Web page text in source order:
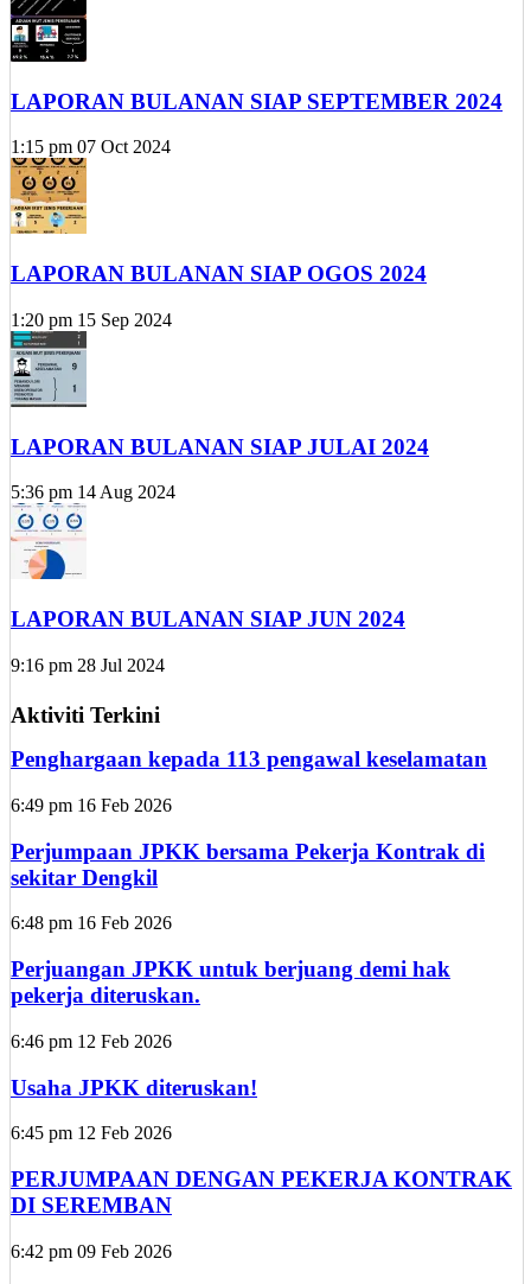
LAPORAN BULANAN SIAP SEPTEMBER 2024
1:15 pm 07 Oct 2024
LAPORAN BULANAN SIAP OGOS 2024
1:20 pm 15 Sep 2024
LAPORAN BULANAN SIAP JULAI 2024
5:36 pm 14 Aug 2024
LAPORAN BULANAN SIAP JUN 2024
9:16 pm 28 Jul 2024
Aktiviti Terkini
Penghargaan kepada 113 pengawal keselamatan
6:49 pm 16 Feb 2026
Perjumpaan JPKK bersama Pekerja Kontrak di
sekitar Dengkil
6:48 pm 16 Feb 2026
Perjuangan JPKK untuk berjuang demi hak
pekerja diteruskan.
6:46 pm 12 Feb 2026
Usaha JPKK diteruskan!
6:45 pm 12 Feb 2026
PERJUMPAAN DENGAN PEKERJA KONTRAK
DI SEREMBAN
6:42 pm 09 Feb 2026